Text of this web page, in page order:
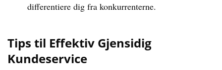
differentiere dig fra konkurrenterne.
Tips til Effektiv Gjensidig
Kundeservice